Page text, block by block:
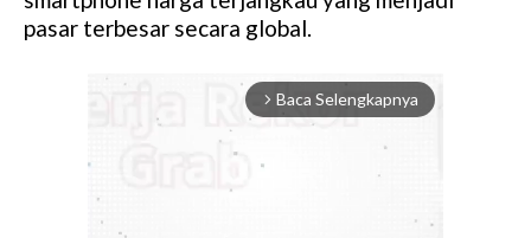
pasar terbesar secara global.
arrow_forward_ios Baca Selengkapnya